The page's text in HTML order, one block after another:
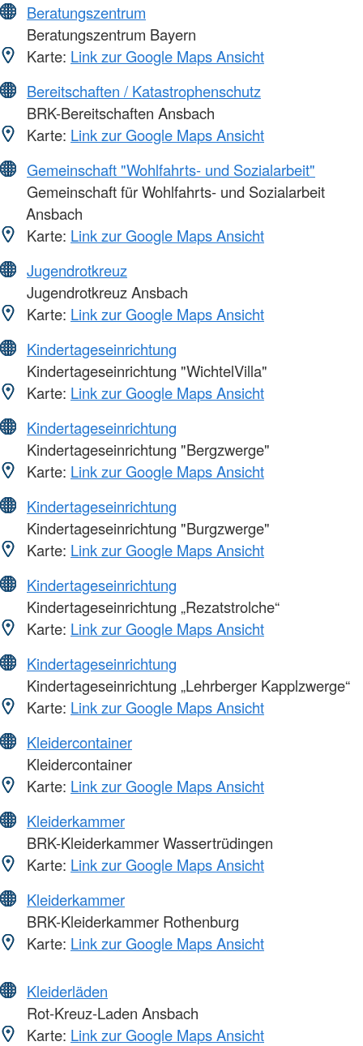
Beratungszentrum
Beratungszentrum Bayern
Karte: Link zur Google Maps Ansicht
Bereitschaften / Katastrophenschutz
BRK-Bereitschaften Ansbach
Karte: Link zur Google Maps Ansicht
Gemeinschaft "Wohlfahrts- und Sozialarbeit"
Gemeinschaft für Wohlfahrts- und Sozialarbeit
Ansbach
Karte: Link zur Google Maps Ansicht
Jugendrotkreuz
Jugendrotkreuz Ansbach
Karte: Link zur Google Maps Ansicht
Kindertageseinrichtung
Kindertageseinrichtung "WichtelVilla"
Karte: Link zur Google Maps Ansicht
Kindertageseinrichtung
Kindertageseinrichtung "Bergzwerge"
Karte: Link zur Google Maps Ansicht
Kindertageseinrichtung
Kindertageseinrichtung "Burgzwerge"
Karte: Link zur Google Maps Ansicht
Kindertageseinrichtung
Kindertageseinrichtung „Rezatstrolche“
Karte: Link zur Google Maps Ansicht
Kindertageseinrichtung
Kindertageseinrichtung „Lehrberger Kapplzwerge“
Karte: Link zur Google Maps Ansicht
Kleidercontainer
Kleidercontainer
Karte: Link zur Google Maps Ansicht
Kleiderkammer
BRK-Kleiderkammer Wassertrüdingen
Karte: Link zur Google Maps Ansicht
Kleiderkammer
BRK-Kleiderkammer Rothenburg
Karte: Link zur Google Maps Ansicht
Kleiderläden
Rot-Kreuz-Laden Ansbach
Karte: Link zur Google Maps Ansicht